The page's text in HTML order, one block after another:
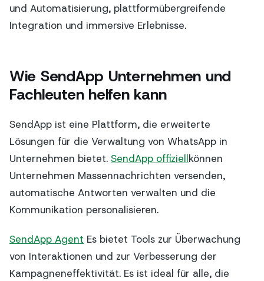
und Automatisierung, plattformübergreifende
Integration und immersive Erlebnisse.
Wie SendApp Unternehmen und
Fachleuten helfen kann
SendApp ist eine Plattform, die erweiterte
Lösungen für die Verwaltung von WhatsApp in
Unternehmen bietet. SendApp offiziellkönnen
Unternehmen Massennachrichten versenden,
automatische Antworten verwalten und die
Kommunikation personalisieren.
SendApp Agent Es bietet Tools zur Überwachung
von Interaktionen und zur Verbesserung der
Kampagneneffektivität. Es ist ideal für alle, die